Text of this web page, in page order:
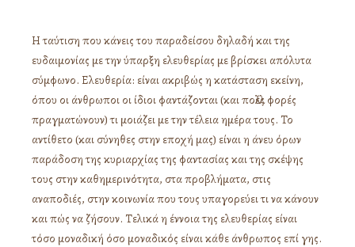
Η ταύτιση που κάνεις του παραδείσου δηλαδή και της
ευδαιμονίας με την ύπαρξη ελευθερίας με βρίσκει απόλυτα
σύμφωνο. Ελευθερία: είναι ακριβώς η κατάσταση εκείνη,
όπου οι άνθρωποι οι ίδιοι φαντάζονται (και πολλές φορές
πραγματώνουν) τι μοιάζει με την τέλεια ημέρα τους. Το
αντίθετο (και σύνηθες στην εποχή μας) είναι η άνευ όρων
παράδοση της κυριαρχίας της φαντασίας και της σκέψης
τους στην καθημερινότητα, στα προβλήματα, στις
αναποδιές, στην κοινωνία που τους υπαγορεύει τι να κάνουν
και πώς να ζήσουν. Τελικά η έννοια της ελευθερίας είναι
τόσο μοναδική όσο μοναδικός είναι κάθε άνθρωπος επί γης.